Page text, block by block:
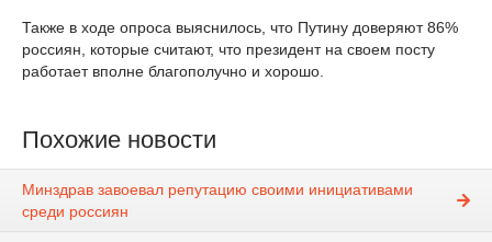
Также в ходе опроса выяснилось, что Путину доверяют 86%
россиян, которые считают, что президент на своем посту
работает вполне благополучно и хорошо.
Похожие новости
Минздрав завоевал репутацию своими инициативами
среди россиян